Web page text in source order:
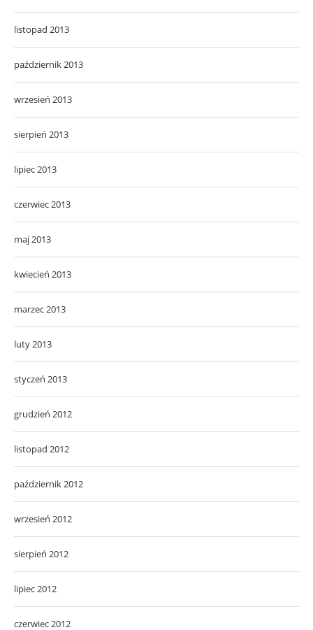
listopad 2013
październik 2013
wrzesień 2013
sierpień 2013
lipiec 2013
czerwiec 2013
maj 2013
kwiecień 2013
marzec 2013
luty 2013
styczeń 2013
grudzień 2012
listopad 2012
październik 2012
wrzesień 2012
sierpień 2012
lipiec 2012
czerwiec 2012